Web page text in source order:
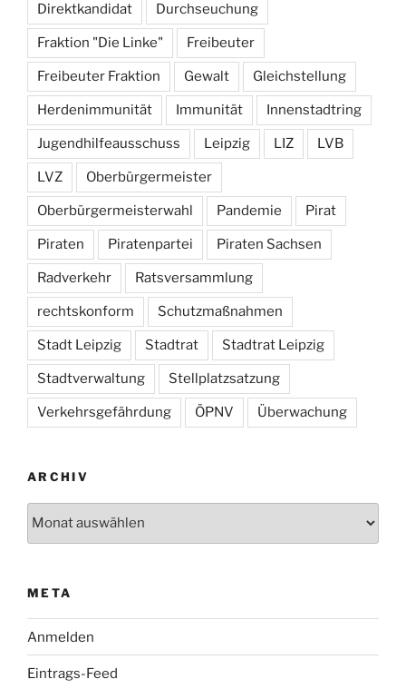
Direktkandidat Durchseuchung
Fraktion "Die Linke" Freibeuter
Freibeuter Fraktion Gewalt Gleichstellung
Herdenimmunität Immunität Innenstadtring
Jugendhilfeausschuss Leipzig LIZ LVB
LVZ Oberbürgermeister
Oberbürgermeisterwahl Pandemie Pirat
Piraten Piratenpartei Piraten Sachsen
Radverkehr Ratsversammlung
rechtskonform Schutzmaßnahmen
Stadt Leipzig Stadtrat Stadtrat Leipzig
Stadtverwaltung Stellplatzsatzung
Verkehrsgefährdung ÖPNV Überwachung
ARCHIV
META
Anmelden
Eintrags-Feed